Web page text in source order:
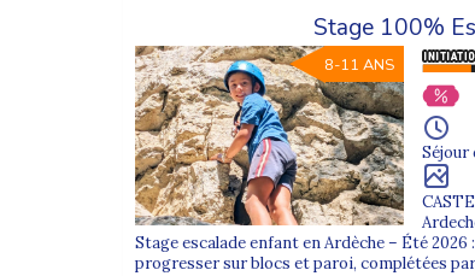
Stage 100%
8-11 ANS
Séjour
Stage escalade enfant en Ardèche – Été
progresser sur blocs et paroi, complétées